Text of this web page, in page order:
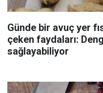
Günde bir avuç yer
çeken faydaları:
sağlayabiliyor